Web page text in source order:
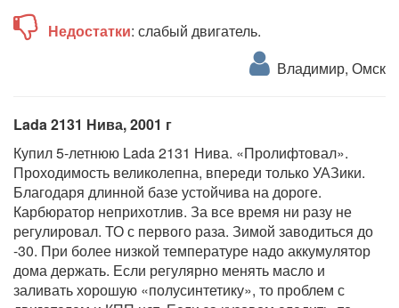
Недостатки: слабый двигатель.
Владимир, Омск
Lada 2131 Нива, 2001 г
Купил 5-летнюю Lada 2131 Нива. «Пролифтовал».
Проходимость великолепна, впереди только УАЗики.
Благодаря длинной базе устойчива на дороге.
Карбюратор неприхотлив. За все время ни разу не
регулировал. ТО с первого раза. Зимой заводиться до
-30. При более низкой температуре надо аккумулятор
дома держать. Если регулярно менять масло и
заливать хорошую «полусинтетику», то проблем с